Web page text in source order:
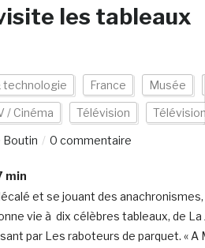
les tableaux
technologie France Musée
/ Cinéma Télévision Télévision
Boutin 0 commentaire
min
et se jouant des anachronismes,
vie à dix célèbres tableaux, de La
par Les raboteurs de parquet. « A